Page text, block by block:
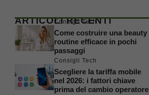
ARTICOLI RECENTI
Consigli Tech
Come costruire una beauty
routine efficace in pochi
passaggi
Consigli Tech
Scegliere la tariffa mobile
nel 2026: i fattori chiave
prima del cambio operatore